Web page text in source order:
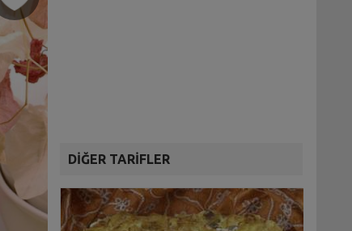
DİĞER TARİFLER